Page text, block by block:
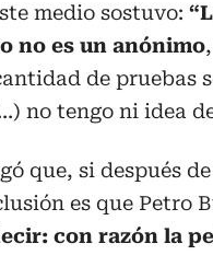
medio sostuvo:
no es un anónimo
de pruebas
no tengo ni idea
que, si después
es que Petro
con razón la